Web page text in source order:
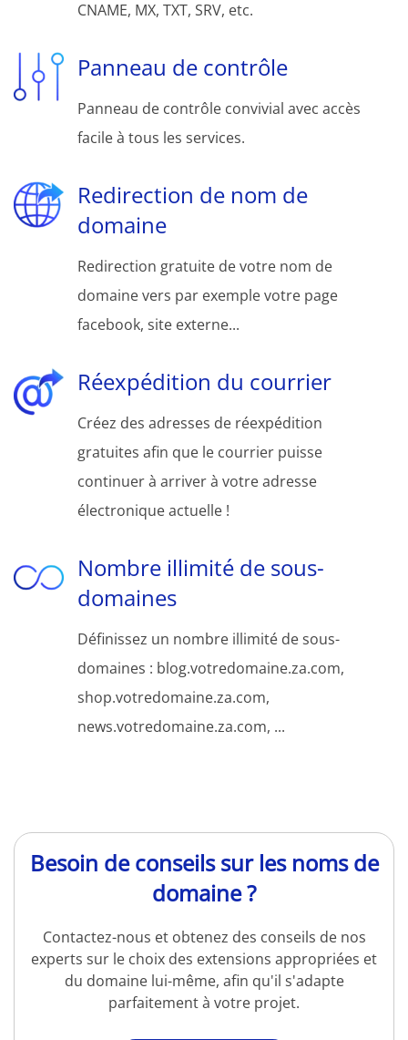
CNAME, MX, TXT, SRV, etc.
Panneau de contrôle
Panneau de contrôle convivial avec accès
facile à tous les services.
Redirection de nom de
domaine
Redirection gratuite de votre nom de
domaine vers par exemple votre page
facebook, site externe...
Réexpédition du courrier
Créez des adresses de réexpédition
gratuites afin que le courrier puisse
continuer à arriver à votre adresse
électronique actuelle !
Nombre illimité de sous-
domaines
Définissez un nombre illimité de sous-
domaines : blog.votredomaine.za.com,
shop.votredomaine.za.com,
news.votredomaine.za.com, ...
Besoin de conseils sur les noms de
domaine ?
Contactez-nous et obtenez des conseils de nos
experts sur le choix des extensions appropriées et
du domaine lui-même, afin qu'il s'adapte
parfaitement à votre projet.